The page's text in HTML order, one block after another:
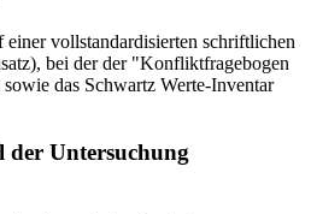
vollstandardisierten schriftlichen
bei der der "Konfliktfragebogen
das Schwartz Werte-Inventar
Untersuchung